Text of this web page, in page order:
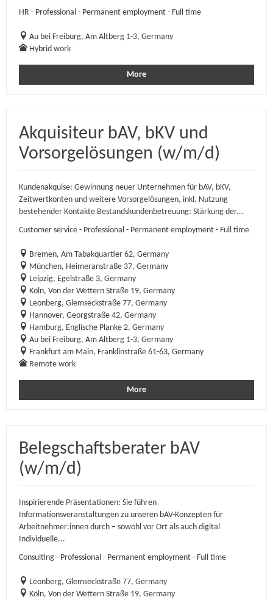
HR - Professional - Permanent employment - Full time
Au bei Freiburg, Am Altberg 1-3, Germany
Hybrid work
More
Akquisiteur bAV, bKV und
Vorsorgelösungen (w/m/d)
Kundenakquise: Gewinnung neuer Unternehmen für bAV, bKV,
Zeitwertkonten und weitere Vorsorgelösungen, inkl. Nutzung
bestehender Kontakte Bestandskundenbetreuung: Stärkung der...
Customer service - Professional - Permanent employment - Full time
Bremen, Am Tabakquartier 62, Germany
München, Heimeranstraße 37, Germany
Leipzig, Egelstraße 3, Germany
Köln, Von der Wettern Straße 19, Germany
Leonberg, Glemseckstraße 77, Germany
Hannover, Georgstraße 42, Germany
Hamburg, Englische Planke 2, Germany
Au bei Freiburg, Am Altberg 1-3, Germany
Frankfurt am Main, Franklinstraße 61-63, Germany
Remote work
More
Belegschaftsberater bAV
(w/m/d)
Inspirierende Präsentationen: Sie führen
Informationsveranstaltungen zu unseren bAV-Konzepten für
Arbeitnehmer:innen durch – sowohl vor Ort als auch digital
Individuelle...
Consulting - Professional - Permanent employment - Full time
Leonberg, Glemseckstraße 77, Germany
Köln, Von der Wettern Straße 19, Germany